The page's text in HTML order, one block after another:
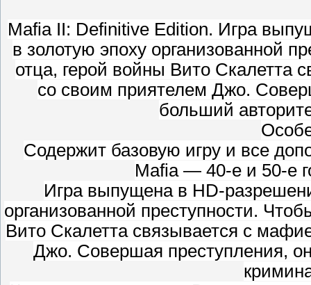
Mafia II: Definitive Edition. Игра
в золотую эпоху организованной
отца, герой войны Вито Скалетта
со своим приятелем Джо.
больший
Содержит базовую игру и все
Mafia — 40-е и 50-е
Игра выпущена в HD-
организованной преступности.
Вито Скалетта связывается с
Джо. Совершая преступления,